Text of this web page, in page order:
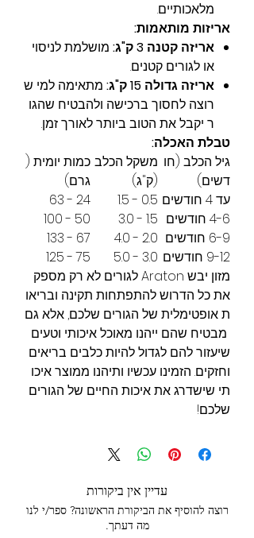
מלאכותיים.
אריזות מותאמות:
אריזה קטנה 3 ק"ג:
מושלמת לניסוי
או לגורים קטנים.
אריזה גדולה 15 ק"ג:
מתאימה למי ש
רוצה לחסוך ברכישה ולהבטיח שהגו
ר יקבל את הטוב ביותר לאורך זמן.
טבלת האכלה:
גיל הכלב (חו
דשים)
משקל הכלב
(ק"ג)
כמות יומית (
גרם)
עד 4 חודשים
0.5 - 1.5
24 - 63
4-6 חודשים
1.5 - 3.0
50 - 100
6-9 חודשים
2.0 - 4.0
67 - 133
9-12 חודשים
3.0 - 5.0
75 - 125
מזון יבש Araton לגורים לא רק מספק
את כל הדרוש להתפתחות תקינה ובריאו
ת אופטימלית של הגורים שלכם, אלא גם
מבטיח שהם ייהנו מאוכל איכותי וטעים
שיעזור להם לגדול להיות כלבים בריאים
וחזקים. הזמינו עכשיו ותיהנו ממוצר איכו
תי שישדרג את איכות החיים של הגורים
שלכם!
עדיין אין ביקורות
רוצה להוסיף את הביקורת הראשונה? ספר/י לנו
מה דעתך.